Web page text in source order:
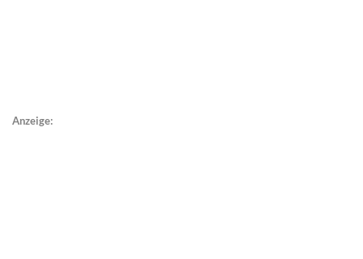
Anzeige: